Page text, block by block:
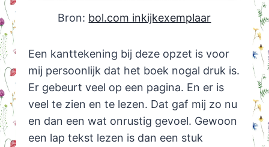
Bron: bol.com inkijkexemplaar
Een kanttekening bij deze opzet is voor
mij persoonlijk dat het boek nogal druk is.
Er gebeurt veel op een pagina. En er is
veel te zien en te lezen. Dat gaf mij zo nu
en dan een wat onrustig gevoel. Gewoon
een lap tekst lezen is dan een stuk